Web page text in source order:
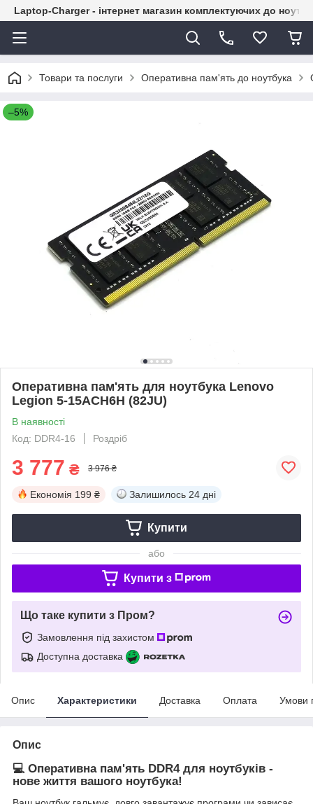
Laptop-Charger - інтернет магазин комплектуючих до
Товари та послуги Оперативна пам'ять до ноутбука
–5%
Оперативна пам'ять для ноутбука Lenovo
Legion 5-15ACH6H (82JU)
В наявності
Код: DDR4-16
Роздріб
3 777 ₴ 3 976 ₴
Економія 199 ₴ Залишилось 24 дні
Купити
або
Купити з
Що таке купити з Пром?
Замовлення під захистом
Доступна доставка
Опис Характеристики Доставка Оплата Умови
Опис
💻 Оперативна пам'ять DDR4 для ноутбуків -
нове життя вашого ноутбука!